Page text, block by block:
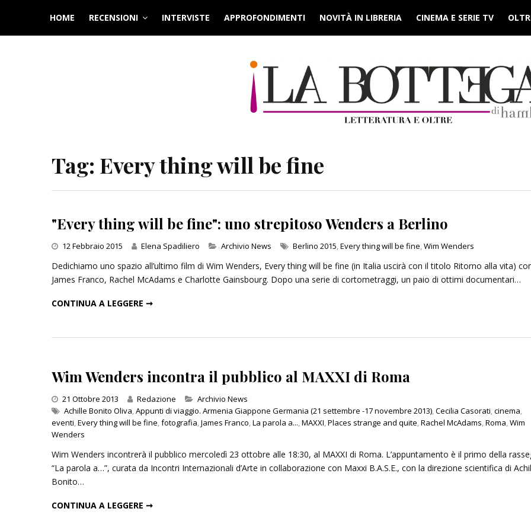
content
HOME RECENSIONI INTERVISTE APPROFONDIMENTI NOVITÀ IN LIBRERIA CINEMA E SERIE TV
Tag: Every thing will be fine
"Every thing will be fine": uno strepitoso Wenders a Berlino
12 Febbraio 2015 Elena Spadiliero Categories
Archivio News Berlino 2015,Every thing will be fine,Wim Wenders
Dedichiamo uno spazio all’ultimo film di Wim Wenders, Every thing will be fine (in Italia uscirà con il titolo Ritorno alla vita)
James Franco, Rachel McAdams e Charlotte Gainsbourg. Dopo una serie di cortometraggi, un paio di ottimi documentari…
CONTINUA A LEGGERE ➞
Wim Wenders incontra il pubblico al MAXXI di Roma
21 Ottobre 2013 Redazione Categories
Archivio News
Achille Bonito Oliva,Appunti di viaggio. Armenia Giappone Germania (21 settembre -17 novembre 2013),Cecilia Casorati,cinema,
eventi,Every thing will be fine,fotografia,James Franco,La parola a...,MAXXI,Places strange and quite,Rachel McAdams,Roma,Wim
Wenders
Wim Wenders incontrerà il pubblico mercoledì 23 ottobre alle 18:30, al MAXXI di Roma. L’appuntamento è il primo della
“La parola a…”, curata da Incontri Internazionali d’Arte in collaborazione con Maxxi B.A.S.E., con la direzione scientifica di
Bonito…
CONTINUA A LEGGERE ➞
Andrea Camilleri
Bazterrica